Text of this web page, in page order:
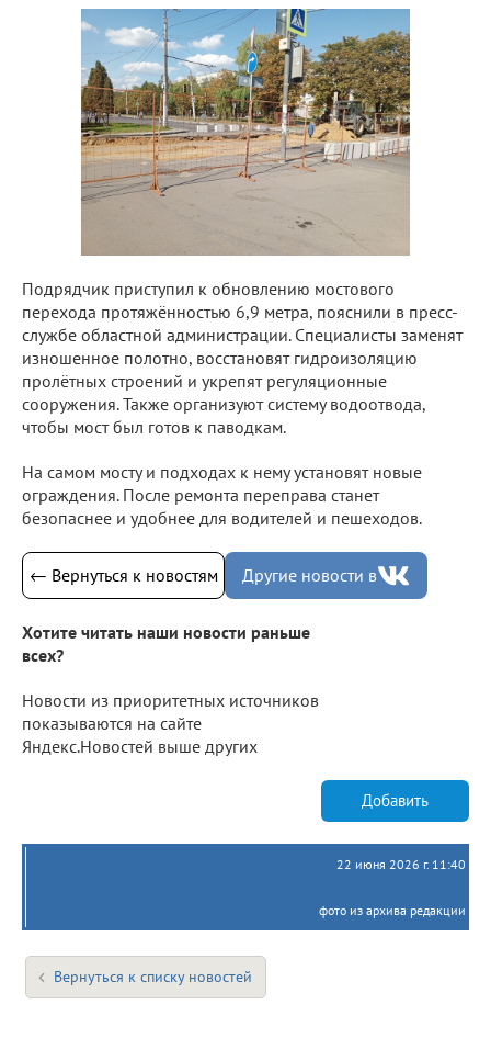
Подрядчик приступил к обновлению мостового
перехода протяжённостью 6,9 метра, пояснили в пресс-
службе областной администрации. Специалисты заменят
изношенное полотно, восстановят гидроизоляцию
пролётных строений и укрепят регуляционные
сооружения. Также организуют систему водоотвода,
чтобы мост был готов к паводкам.
На самом мосту и подходах к нему установят новые
ограждения. После ремонта переправа станет
безопаснее и удобнее для водителей и пешеходов.
← Вернуться к новостям Другие новости в
Хотите читать наши новости раньше
всех?
Новости из приоритетных источников
показываются на сайте
Яндекс.Новостей выше других
Добавить
22 июня 2026 г. 11:40
фото из архива редакции
Вернуться к списку новостей